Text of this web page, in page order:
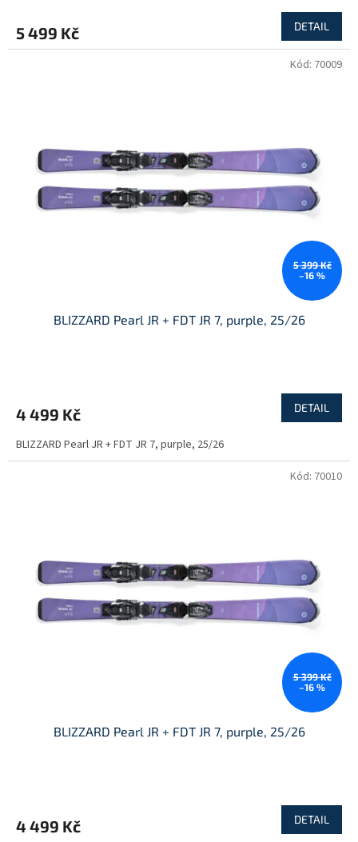
M
A
5 499 Kč DETAIL
5 399 Kč
–16 %
BLIZZARD Pearl JR + FDT JR 7, purple, 25/26
4 499 Kč DETAIL
BLIZZARD Pearl JR + FDT JR 7, purple, 25/26
Kód: 70009
5 399 Kč
–16 %
BLIZZARD Pearl JR + FDT JR 7, purple, 25/26
4 499 Kč DETAIL
Kód: 70010